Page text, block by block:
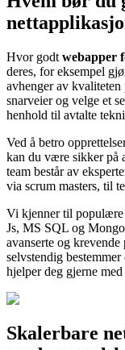
Hvor godt webapper
deres, for eksempel
avhenger av
snarveier og velge et
henhold til avtalte
Ved å betro
kan du være sikker på
team består av
via scrum masters, til
Vi kjenner til populære
Js, MS SQL og
avanserte og
selvstendig
hjelper deg gjerne
Skalerbare